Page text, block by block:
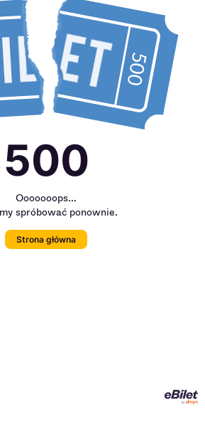
500
Ooooooops...
spróbować ponownie.
Strona główna